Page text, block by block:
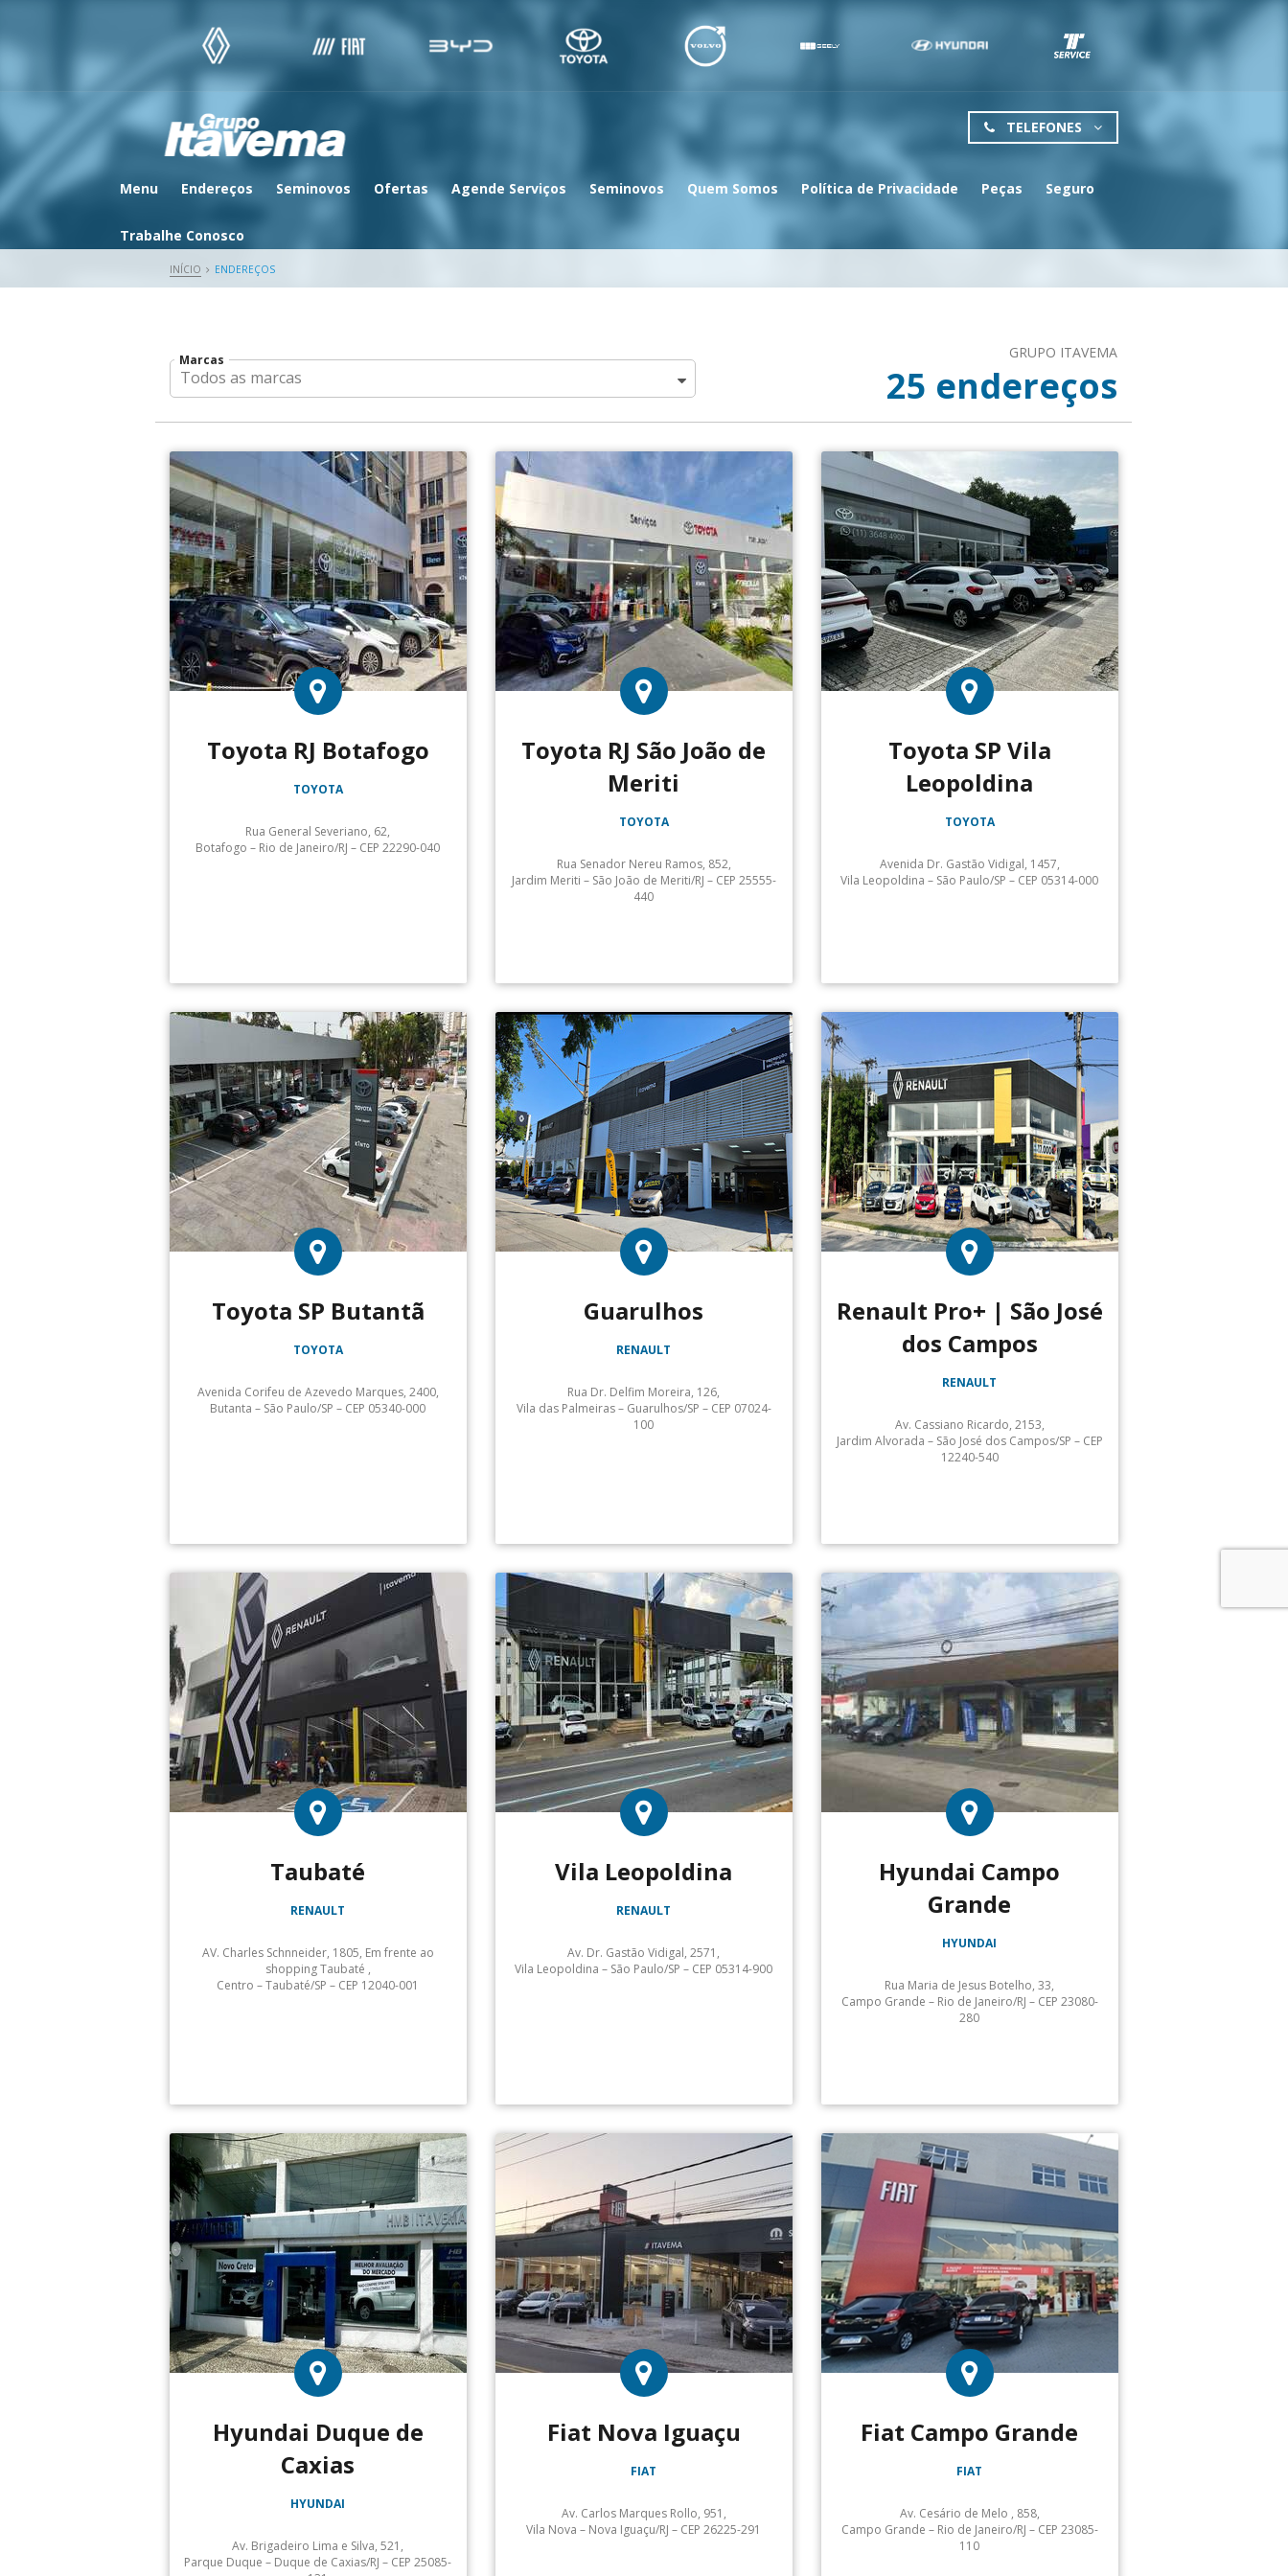
TELEFONES
Menu Endereços Seminovos Ofertas Agende Serviços Seminovos Quem Somos Política de Privacidade Peças Seguro
Trabalhe Conosco
INÍCIO ENDEREÇOS
GRUPO ITAVEMA
25 endereços
Todos as marcas
Marcas
Toyota RJ Botafogo
TOYOTA
Rua General Severiano, 62,
Botafogo – Rio de Janeiro/RJ – CEP 22290-040
Toyota RJ São João de
Meriti
TOYOTA
Rua Senador Nereu Ramos, 852,
Jardim Meriti – São João de Meriti/RJ – CEP 25555-
440
Toyota SP Vila
Leopoldina
TOYOTA
Avenida Dr. Gastão Vidigal, 1457,
Vila Leopoldina – São Paulo/SP – CEP 05314-000
Toyota SP Butantã
TOYOTA
Avenida Corifeu de Azevedo Marques, 2400,
Butanta – São Paulo/SP – CEP 05340-000
Guarulhos
RENAULT
Rua Dr. Delfim Moreira, 126,
Vila das Palmeiras – Guarulhos/SP – CEP 07024-
100
Renault Pro+ | São José
dos Campos
RENAULT
Av. Cassiano Ricardo, 2153,
Jardim Alvorada – São José dos Campos/SP – CEP
12240-540
Taubaté
RENAULT
AV. Charles Schnneider, 1805, Em frente ao
shopping Taubaté ,
Centro – Taubaté/SP – CEP 12040-001
Vila Leopoldina
RENAULT
Av. Dr. Gastão Vidigal, 2571,
Vila Leopoldina – São Paulo/SP – CEP 05314-900
Hyundai Campo
Grande
HYUNDAI
Rua Maria de Jesus Botelho, 33,
Campo Grande – Rio de Janeiro/RJ – CEP 23080-
280
Hyundai Duque de
Caxias
HYUNDAI
Av. Brigadeiro Lima e Silva, 521,
Parque Duque – Duque de Caxias/RJ – CEP 25085-
Fiat Nova Iguaçu
FIAT
Av. Carlos Marques Rollo, 951,
Vila Nova – Nova Iguaçu/RJ – CEP 26225-291
Fiat Campo Grande
FIAT
Av. Cesário de Melo , 858,
Campo Grande – Rio de Janeiro/RJ – CEP 23085-
110